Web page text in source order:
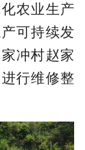
农业生产
可持续发
冲村赵家
行维修整